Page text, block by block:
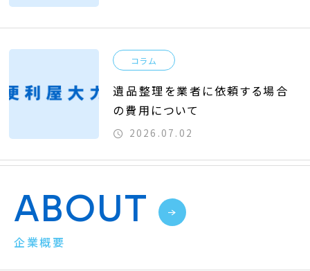
コラム
遺品整理を業者に依頼する場合
の費用について
2026.07.02
ABOUT
企業概要